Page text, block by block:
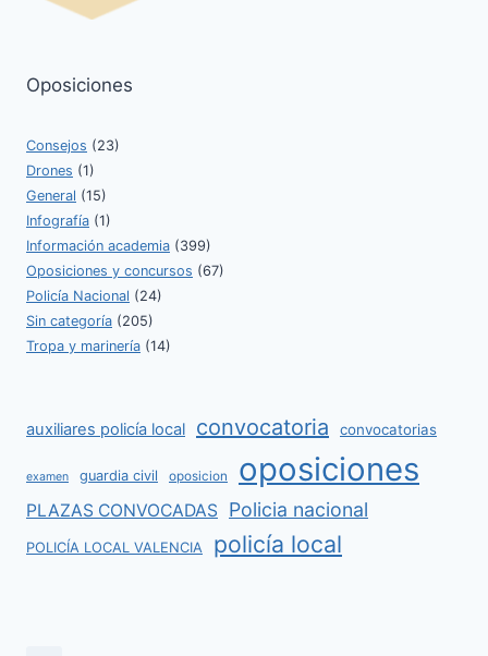
Oposiciones
Consejos (23)
Drones (1)
General (15)
Infografía (1)
Información academia (399)
Oposiciones y concursos (67)
Policía Nacional (24)
Sin categoría (205)
Tropa y marinería (14)
auxiliares policía local convocatoria convocatorias
examen guardia civil oposicion oposiciones
PLAZAS CONVOCADAS Policia nacional
POLICÍA LOCAL VALENCIA policía local